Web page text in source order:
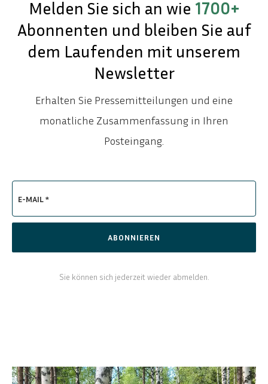
Melden Sie sich an wie 1700+
Abonnenten und bleiben Sie auf
dem Laufenden mit unserem
Newsletter
Erhalten Sie Pressemitteilungen und eine
monatliche Zusammenfassung in Ihren
Posteingang.
E-MAIL *
ABONNIEREN
Sie können sich jederzeit wieder abmelden.